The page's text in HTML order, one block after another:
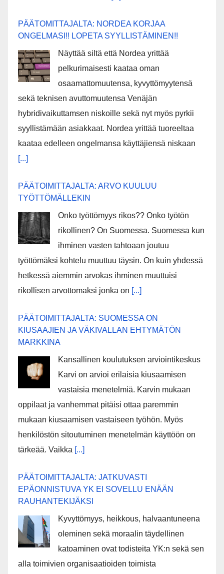
PÄÄTOMITTAJALTA: NORDEA KORJAA
ONGELMASI!! LOPETA SYYLLISTÄMINEN!!
Näyttää siltä että Nordea yrittää
pelkurimaisesti kaataa oman
osaamattomuutensa, kyvyttömyytensä
sekä teknisen avuttomuutensa Venäjän
hybridivaikuttamsen niskoille sekä nyt myös pyrkii
syyllistämään asiakkaat. Nordea yrittää tuoreeltaa
kaataa edelleen ongelmansa käyttäjiensä niskaan
[...]
PÄÄTOIMITTAJALTA: ARVO KUULUU
TYÖTTÖMÄLLEKIN
Onko työttömyys rikos?? Onko työtön
rikollinen? On Suomessa. Suomessa kun
ihminen vasten tahtoaan joutuu
työttömäksi kohtelu muuttuu täysin. On kuin yhdessä
hetkessä aiemmin arvokas ihminen muuttuisi
rikollisen arvottomaksi jonka on [...]
PÄÄTOIMITTAJALTA: SUOMESSA ON
KIUSAAJIEN JA VÄKIVALLAN EHTYMÄTÖN
MARKKINA
Kansallinen koulutuksen arviointikeskus
Karvi on arvioi erilaisia kiusaamisen
vastaisia menetelmiä. Karvin mukaan
oppilaat ja vanhemmat pitäisi ottaa paremmin
mukaan kiusaamisen vastaiseen työhön. Myös
henkilöstön sitoutuminen menetelmän käyttöön on
tärkeää. Vaikka [...]
PÄÄTOIMITTAJALTA: JATKUVASTI
EPÄONNISTUVA YK EI SOVELLU ENÄÄN
RAUHANTEKIJÄKSI
Kyvyttömyys, heikkous, halvaantuneena
oleminen sekä moraalin täydellinen
katoaminen ovat todisteita YK:n sekä sen
alla toimivien organisaatioiden toimista